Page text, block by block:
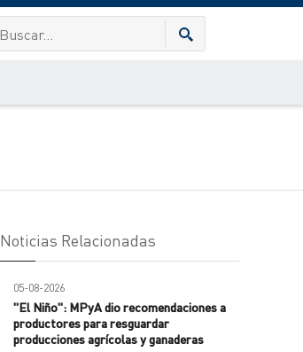
Noticias Relacionadas
05-08-2026
"El Niño": MPyA dio recomendaciones a
productores para resguardar
producciones agrícolas y ganaderas